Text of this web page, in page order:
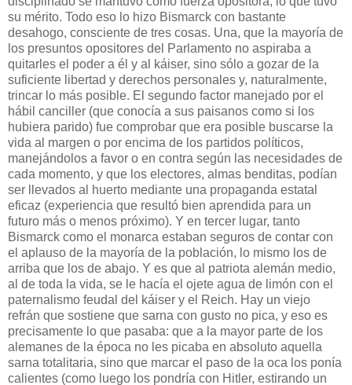
su mérito. Todo eso lo hizo Bismarck con bastante
desahogo, consciente de tres cosas. Una, que la mayoría de
los presuntos opositores del Parlamento no aspiraba a
quitarles el poder a él y al káiser, sino sólo a gozar de la
suficiente libertad y derechos personales y, naturalmente,
trincar lo más posible. El segundo factor manejado por el
hábil canciller (que conocía a sus paisanos como si los
hubiera parido) fue comprobar que era posible buscarse la
vida al margen o por encima de los partidos políticos,
manejándolos a favor o en contra según las necesidades de
cada momento, y que los electores, almas benditas, podían
ser llevados al huerto mediante una propaganda estatal
eficaz (experiencia que resultó bien aprendida para un
futuro más o menos próximo). Y en tercer lugar, tanto
Bismarck como el monarca estaban seguros de contar con
el aplauso de la mayoría de la población, lo mismo los de
arriba que los de abajo. Y es que al patriota alemán medio,
al de toda la vida, se le hacía el ojete agua de limón con el
paternalismo feudal del káiser y el Reich. Hay un viejo
refrán que sostiene que sarna con gusto no pica, y eso es
precisamente lo que pasaba: que a la mayor parte de los
alemanes de la época no les picaba en absoluto aquella
sarna totalitaria, sino que marcar el paso de la oca los ponía
calientes (como luego los pondría con Hitler, estirando un